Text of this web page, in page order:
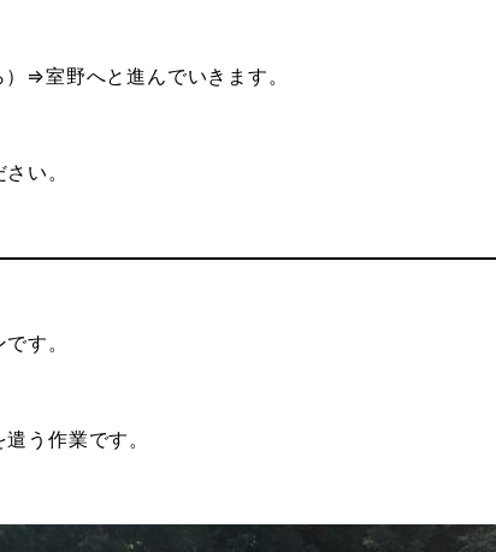
⇒室野へと進んでいきます。
い。
す。
う作業です。